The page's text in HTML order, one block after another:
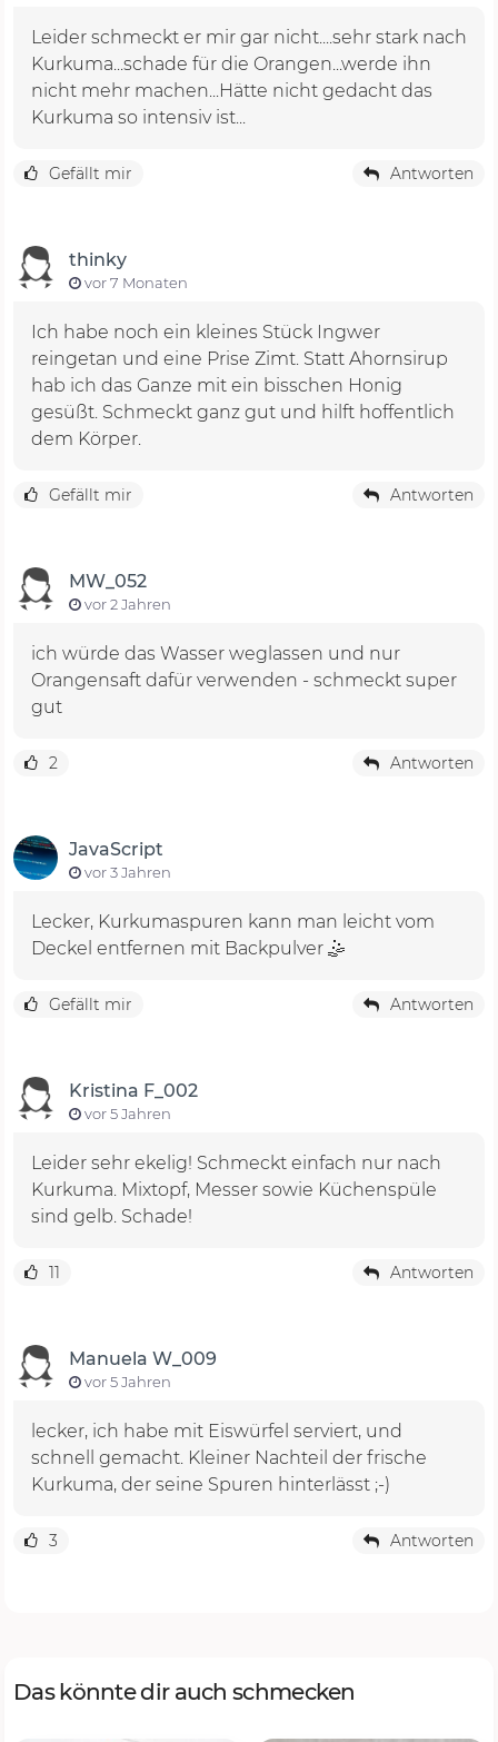
Leider schmeckt er mir gar nicht....sehr stark nach
Kurkuma...schade für die Orangen...werde ihn
nicht mehr machen...Hätte nicht gedacht das
Kurkuma so intensiv ist...
Gefällt mir Antworten
thinky
vor 7 Monaten
Ich habe noch ein kleines Stück Ingwer
reingetan und eine Prise Zimt. Statt Ahornsirup
hab ich das Ganze mit ein bisschen Honig
gesüßt. Schmeckt ganz gut und hilft hoffentlich
dem Körper.
Gefällt mir Antworten
MW_052
vor 2 Jahren
ich würde das Wasser weglassen und nur
Orangensaft dafür verwenden - schmeckt super
gut
2 Antworten
JavaScript
vor 3 Jahren
Lecker, Kurkumaspuren kann man leicht vom
Deckel entfernen mit Backpulver 🤹
Gefällt mir Antworten
Kristina F_002
vor 5 Jahren
Leider sehr ekelig! Schmeckt einfach nur nach
Kurkuma. Mixtopf, Messer sowie Küchenspüle
sind gelb. Schade!
11 Antworten
Manuela W_009
vor 5 Jahren
lecker, ich habe mit Eiswürfel serviert, und
schnell gemacht. Kleiner Nachteil der frische
Kurkuma, der seine Spuren hinterlässt ;-)
3 Antworten
Das könnte dir auch schmecken